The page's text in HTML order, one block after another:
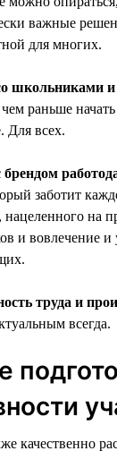
важные
для многих.
школьниками и
раньше
Для всех.
брендом
заботит
на
и вовлечение и
труда и
всегда.
качественно